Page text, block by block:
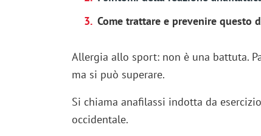
Come trattare e prevenire questo
Allergia allo sport: non è una battuta.
ma si può superare.
Si chiama anafilassi indotta da
occidentale.